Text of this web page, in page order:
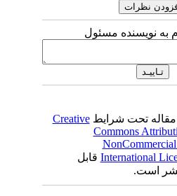
به نویسنده مسئول
تحت شرایطCreative
Commons
Internationalقابل
است.